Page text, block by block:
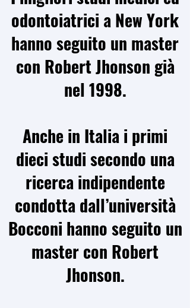
odontoiatrici a New York
hanno seguito un master
con Robert Jhonson già
nel 1998.
Anche in Italia i primi
dieci studi secondo una
ricerca indipendente
condotta dall’università
Bocconi hanno seguito un
master con Robert
Jhonson.